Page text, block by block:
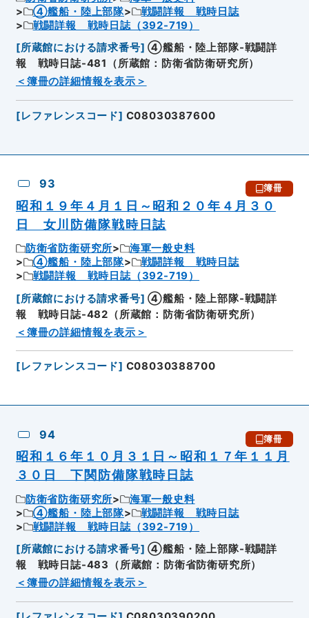
④艦船・陸上部隊
戦闘詳報 戦時日誌
戦闘詳報 戦時日誌（392-719）
[所蔵館における請求番号] ④艦船・陸上部隊-戦闘詳
報 戦時日誌-481（所蔵館：防衛省防衛研究所）
＜簿冊の詳細情報を表示＞
[レファレンスコード] C08030387600
93 簿冊
昭和１９年４月１日～昭和２０年４月３０
日 女川防備隊戦時日誌
防衛省防衛研究所
海軍一般史料
④艦船・陸上部隊
戦闘詳報 戦時日誌
戦闘詳報 戦時日誌（392-719）
[所蔵館における請求番号] ④艦船・陸上部隊-戦闘詳
報 戦時日誌-482（所蔵館：防衛省防衛研究所）
＜簿冊の詳細情報を表示＞
[レファレンスコード] C08030388700
94 簿冊
昭和１６年１０月３１日～昭和１７年１１月
３０日 下関防備隊戦時日誌
防衛省防衛研究所
海軍一般史料
④艦船・陸上部隊
戦闘詳報 戦時日誌
戦闘詳報 戦時日誌（392-719）
[所蔵館における請求番号] ④艦船・陸上部隊-戦闘詳
報 戦時日誌-483（所蔵館：防衛省防衛研究所）
＜簿冊の詳細情報を表示＞